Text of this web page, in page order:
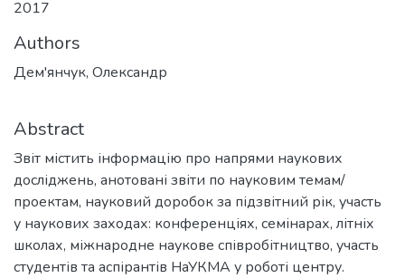
2017
Authors
Дем'янчук, Олександр
Abstract
Звіт містить інформацію про напрями наукових
досліджень, анотовані звіти по науковим темам/
проектам, науковий доробок за підзвітний рік, участь
у наукових заходах: конференціях, семінарах, літніх
школах, міжнародне наукове співробітництво, участь
студентів та аспірантів НаУКМА у роботі центру.